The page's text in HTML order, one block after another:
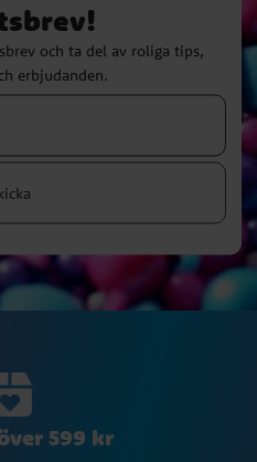
och ta del av roliga tips,
erbjudanden.
599 kr